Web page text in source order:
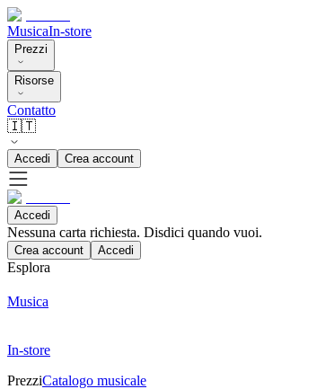
MusicaIn-store
Prezzi
Risorse
Contatto
🇮🇹
Accedi Crea account
Accedi
Nessuna carta richiesta. Disdici quando vuoi.
Crea account Accedi
Esplora
Musica
In-store
PrezziCatalogo musicale